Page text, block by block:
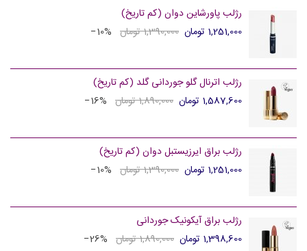
رژلب پاورشاین دوان (کم تاریخ)
1,251,000 تومان
1,390,000 تومان ‎−10%
رژلب اترنال گلو جوردانی گلد (کم تاریخ)
1,587,600 تومان
1,890,000 تومان ‎−16%
رژلب براق ایرزیستبل دوان (کم تاریخ)
1,251,000 تومان
1,390,000 تومان ‎−10%
رژلب براق آیکونیک جوردانی
1,398,600 تومان
1,890,000 تومان ‎−26%